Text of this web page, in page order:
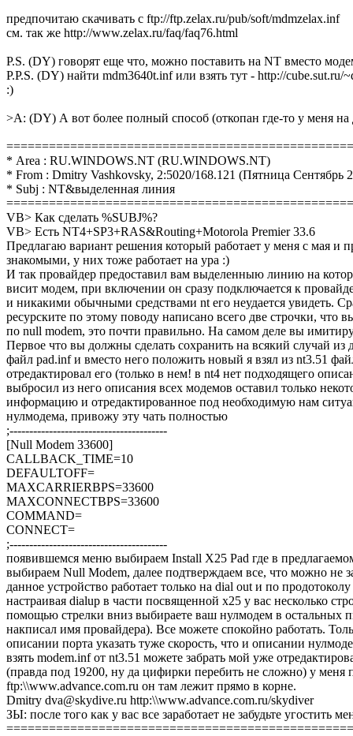
предпочитаю скачивать с ftp://ftp.zelax.ru/pub/soft/mdmzelax.inf
см. так же http://www.zelax.ru/faq/faq76.html
P.S. (DY) говорят еще что, можно поставить на NT вместо
P.P.S. (DY) найти mdm3640t.inf или взять тут - http://cube.sut.ru/
:)
>A: (DY) А вот более полный способ (откопан где-то у меня на
* Area : RU.WINDOWS.NT (RU.WINDOWS.NT)
* From : Dmitry Vashkovsky, 2:5020/168.121 (Пятница Сентябрь
* Subj : NT&выделенная линия
VB> Как сделать %SUBJ%?
VB> Есть NT4+SP3+RAS&Routing+Motorola Premier 33.6
Предлагаю вариант решения который работает у меня с мая и
знакомыми, у них тоже работает на ура :)
И так провайдер предоставил вам выделенныю линию на
висит модем, при включении он сразу подключается к
и никакими обычными средствами nt его неудается увидеть.
ресурските по этому поводу написано всего две строчки, что
по null modem, это почти правильно. Hа самом деле вы
Первое что вы должны сделать сохранить на всякий случай из
файл pad.inf и вместо него положить новый я взял из nt3.51
отредактировал его (только в нем! в nt4 нет подходящего
выбросил из него описания всех модемов оставил только
информацию и отредактированное под необходимую нам
нулмодема, привожу эту чать полностью
;----------------------------------------
[Null Modem 33600]
CALLBACK_TIME=10
DEFAULTOFF=
MAXCARRIERBPS=33600
MAXCONNECTBPS=33600
COMMAND=
CONNECT=
;----------------------------------------
появившемся меню выбираем Install X25 Pad где в
выбираем Null Modem, далее подтверждаем все, что можно не
данное устройство работает только на dial out и по
настраивая dialup в части посвященной х25 у вас несколько
помощью стрелки вниз выбираете ваш нулмодем в остальных
накписал имя провайдера). Все можете спокойно работать.
описании порта указать туже скорость, что и описании
взять modem.inf от nt3.51 можете забрать мой уже
(правда под 19200, ну да цифирки перебить не сложно) у меня
ftp:\\www.advance.com.ru он там лежит прямо в корне.
Dmitry dva@skydive.ru http:\\www.advance.com.ru/skydiver
ЗЫ: после того как у вас все заработает не забудьте угостить